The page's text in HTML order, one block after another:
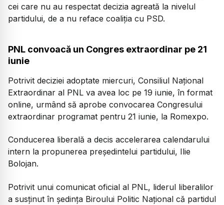
cei care nu au respectat decizia agreată la nivelul
partidului, de a nu reface coaliția cu PSD.
PNL convoacă un Congres extraordinar pe 21
iunie
Potrivit deciziei adoptate miercuri, Consiliul Național
Extraordinar al PNL va avea loc pe 19 iunie, în format
online, urmând să aprobe convocarea Congresului
extraordinar programat pentru 21 iunie, la Romexpo.
Conducerea liberală a decis accelerarea calendarului
intern la propunerea președintelui partidului, Ilie
Bolojan.
Potrivit unui comunicat oficial al PNL, liderul liberalilor
a susținut în ședința Biroului Politic Național că partidul